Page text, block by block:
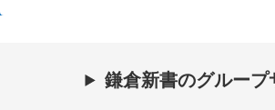
鎌倉新書のグループ